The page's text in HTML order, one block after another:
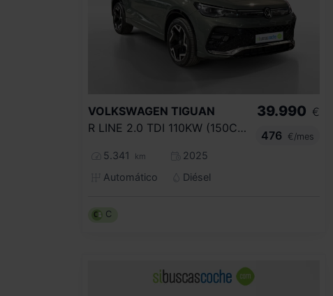
VOLKSWAGEN TIGUAN
R LINE 2.0 TDI 110KW (150CV) DSG
5.341 km
2025
Automático
Diésel
39.990 €
476
€/mes
C